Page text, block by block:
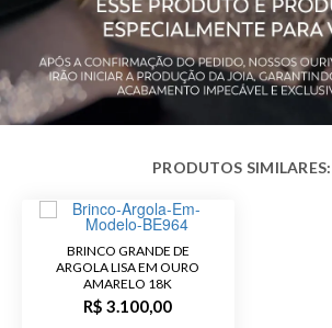
Observação Diâmetro Interno
Acabamento Polido
Altura Total
0,4 cm
BRINCO GRANDE DE
ARGOLA LISA EM OURO
AMARELO 18K
R$ 3.100,00